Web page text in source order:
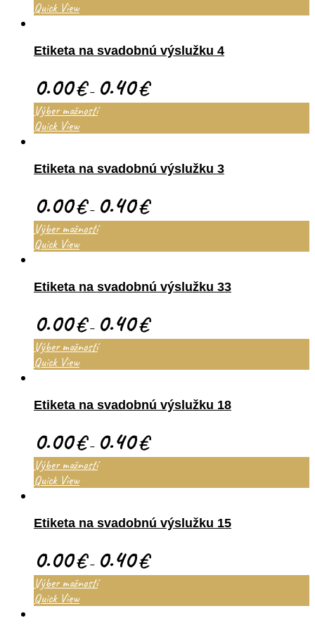
Quick View
Etiketa na svadobnú výslužku 4
0.00€– 0.40€
Výber možností
Quick View
Etiketa na svadobnú výslužku 3
0.00€– 0.40€
Výber možností
Quick View
Etiketa na svadobnú výslužku 33
0.00€– 0.40€
Výber možností
Quick View
Etiketa na svadobnú výslužku 18
0.00€– 0.40€
Výber možností
Quick View
Etiketa na svadobnú výslužku 15
0.00€– 0.40€
Výber možností
Quick View